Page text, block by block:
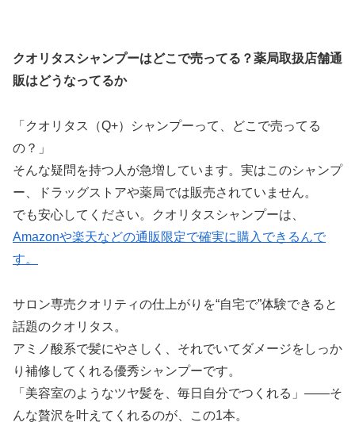
クオリタスシャンプーはどこで売ってる？薬局取扱店舗通
販はどうなってるか
「クオリタス（Q+）シャンプーって、どこで売ってる
の？」
そんな疑問を持つ人が急増しています。実はこのシャンプ
ー、ドラッグストアや薬局では販売されていません。
でも安心してください。クオリタスシャンプーは、
Amazonや楽天などの通販限定で確実に購入できるんで
す。
サロン専売クオリティの仕上がりを“自宅で”体験できると
話題のクオリタス。
アミノ酸系で髪にやさしく、それでいてダメージをしっか
り補修してくれる優秀シャンプーです。
「美容室のようなツヤ髪を、毎日自分でつくれる」――そ
んな贅沢を叶えてくれるのが、この1本。